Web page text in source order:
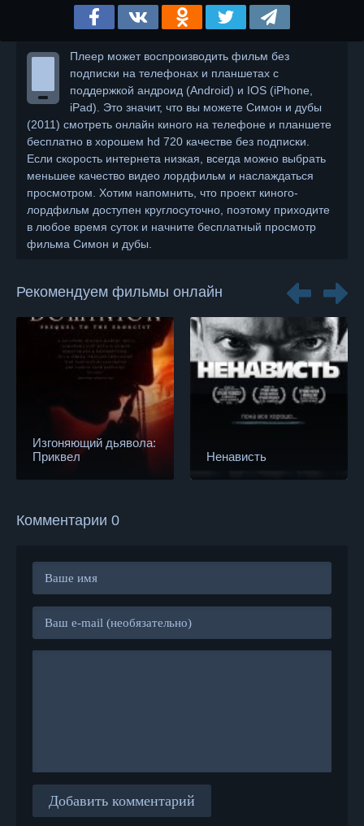
Плеер может воспроизводить фильм без
подписки на телефонах и планшетах с
поддержкой андроид (Android) и IOS (iPhone,
iPad). Это значит, что вы можете Симон и дубы
(2011) смотреть онлайн киного на телефоне и планшете
бесплатно в хорошем hd 720 качестве без подписки.
Если скорость интернета низкая, всегда можно выбрать
меньшее качество видео лордфильм и наслаждаться
просмотром. Хотим напомнить, что проект киного-
лордфильм доступен круглосуточно, поэтому приходите
в любое время суток и начните бесплатный просмотр
фильма Симон и дубы.
Рекомендуем фильмы онлайн
Изгоняющий дьявола:
Приквел
Ненависть
Комментарии 0
Добавить комментарий